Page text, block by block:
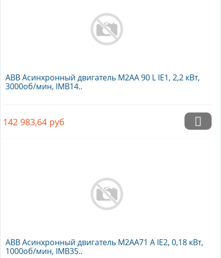
ABB Асинхронный двигатель M2AA 90 L IE1, 2,2 кВт,
3000об/мин, IMB14..
142 983,64 руб
ABB Асинхронный двигатель M2AA71 A IE2, 0,18 кВт,
1000об/мин, IMB35..